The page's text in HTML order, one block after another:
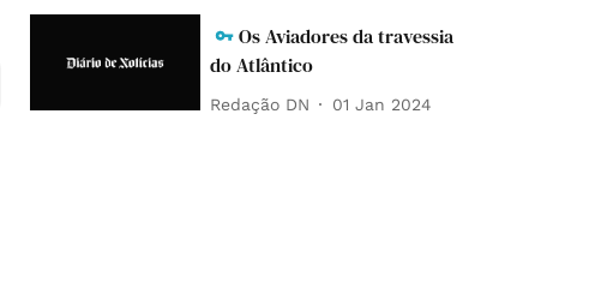
Os Aviadores da travessia
do Atlântico
Redação DN 01 Jan 2024